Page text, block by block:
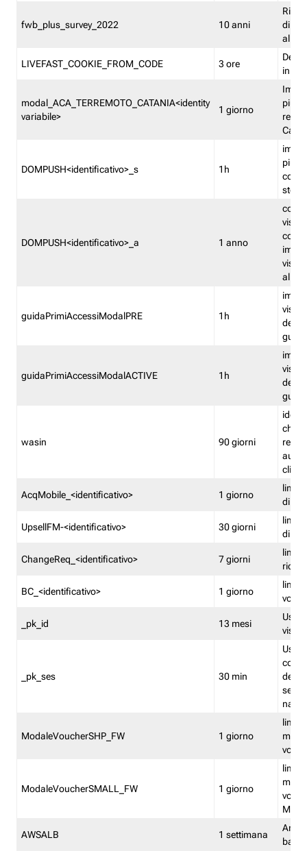
fwb_plus_survey_2022 10 anni
di
LIVEFAST_COOKIE_FROM_CODE 3 ore
in
modal_ACA_TERREMOTO_CATANIA<identity
variabile>
1 giorno
più
DOMPUSH<identificativo>_s 1h
più
DOMPUSH<identificativo>_a 1 anno
guidaPrimiAccessiModalPRE 1h
della
guidaPrimiAccessiModalACTIVE 1h
della
wasin 90 giorni
che
rete
clienti
AcqMobile_<identificativo> 1 giorno
limita
di
UpsellFM-<identificativo> 30 giorni
limita
di
ChangeReq_<identificativo> 7 giorni
limita
BC_<identificativo> 1 giorno
limita
_pk_id 13 mesi
_pk_ses 30 min
ModaleVoucherSHP_FW 1 giorno
ModaleVoucherSMALL_FW 1 giorno
AWSALB 1 settimana